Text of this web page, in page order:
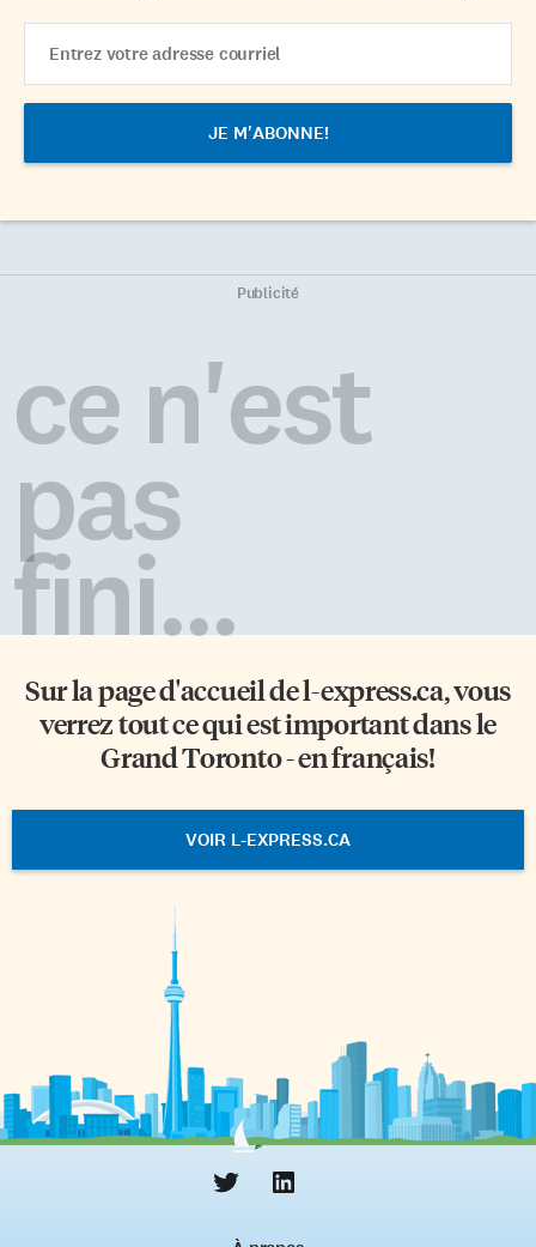
Address
Publicité
ce n'est
pas
fini...
Sur la page d'accueil del-express.ca, vous
verrez tout ce qui est important dans le
Grand Toronto - en français!
VOIR L-EXPRESS.CA